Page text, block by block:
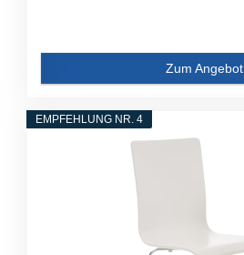
Zum Angebot
EMPFEHLUNG NR. 4